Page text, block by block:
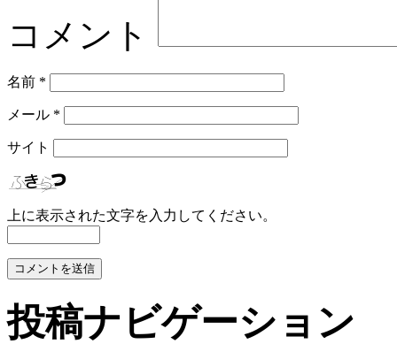
コメント
名前 *
メール *
サイト
上に表示された文字を入力してください。
投稿ナビゲーション